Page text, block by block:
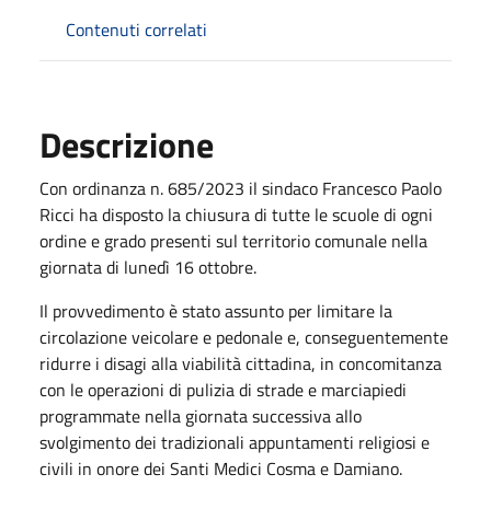
Contenuti correlati
Descrizione
Con ordinanza n. 685/2023 il sindaco Francesco Paolo
Ricci ha disposto la chiusura di tutte le scuole di ogni
ordine e grado presenti sul territorio comunale nella
giornata di lunedì 16 ottobre.
Il provvedimento è stato assunto per limitare la
circolazione veicolare e pedonale e, conseguentemente
ridurre i disagi alla viabilità cittadina, in concomitanza
con le operazioni di pulizia di strade e marciapiedi
programmate nella giornata successiva allo
svolgimento dei tradizionali appuntamenti religiosi e
civili in onore dei Santi Medici Cosma e Damiano.